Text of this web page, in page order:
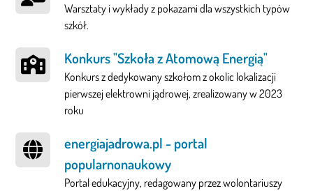
Warsztaty i wykłady z pokazami dla wszystkich typów
szkół.
Konkurs "Szkoła z Atomową Energią"
Konkurs z dedykowany szkołom z okolic lokalizacji
pierwszej elektrowni jądrowej, zrealizowany w 2023
roku
energiajadrowa.pl - portal
popularnonaukowy
Portal edukacyjny, redagowany przez wolontariuszy